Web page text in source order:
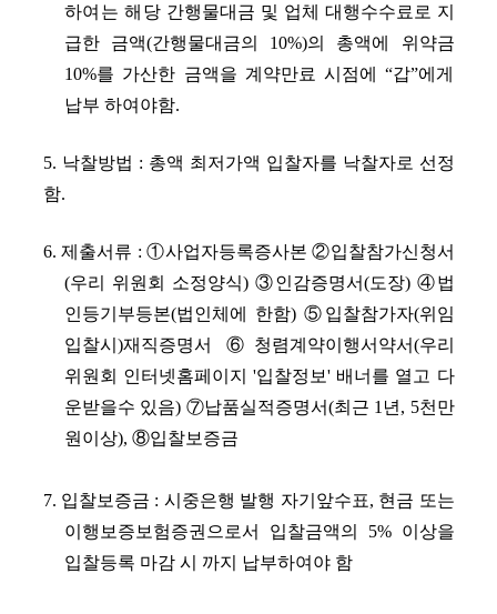
하여는 해당 간행물대금 및 업체 대행수수료로 지
급한 금액(간행물대금의 10%)의 총액에 위약금
10%를 가산한 금액을 계약만료 시점에 “갑”에게
납부 하여야함.
5. 낙찰방법 : 총액 최저가액 입찰자를 낙찰자로 선정
함.
6. 제출서류 : ①사업자등록증사본 ②입찰참가신청서
(우리 위원회 소정양식) ③인감증명서(도장) ④법
인등기부등본(법인체에 한함) ⑤입찰참가자(위임
입찰시)재직증명서 ⑥청렴계약이행서약서(우리
위원회 인터넷홈페이지 '입찰정보' 배너를 열고 다
운받을수 있음) ⑦납품실적증명서(최근 1년, 5천만
원이상), ⑧입찰보증금
7. 입찰보증금 : 시중은행 발행 자기앞수표, 현금 또는
이행보증보험증권으로서 입찰금액의 5% 이상을
입찰등록 마감 시 까지 납부하여야 함